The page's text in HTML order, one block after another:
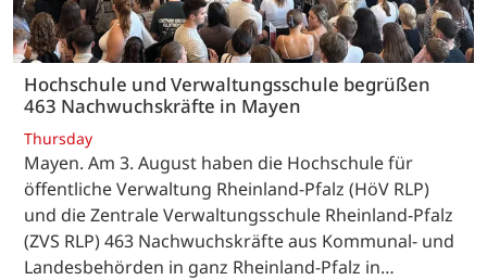
Hochschule und Verwaltungsschule begrüßen
463 Nachwuchskräfte in Mayen
Thursday
Mayen. Am 3. August haben die Hochschule für
öffentliche Verwaltung Rheinland-Pfalz (HöV RLP)
und die Zentrale Verwaltungsschule Rheinland-Pfalz
(ZVS RLP) 463 Nachwuchskräfte aus Kommunal- und
Landesbehörden in ganz Rheinland-Pfalz in…